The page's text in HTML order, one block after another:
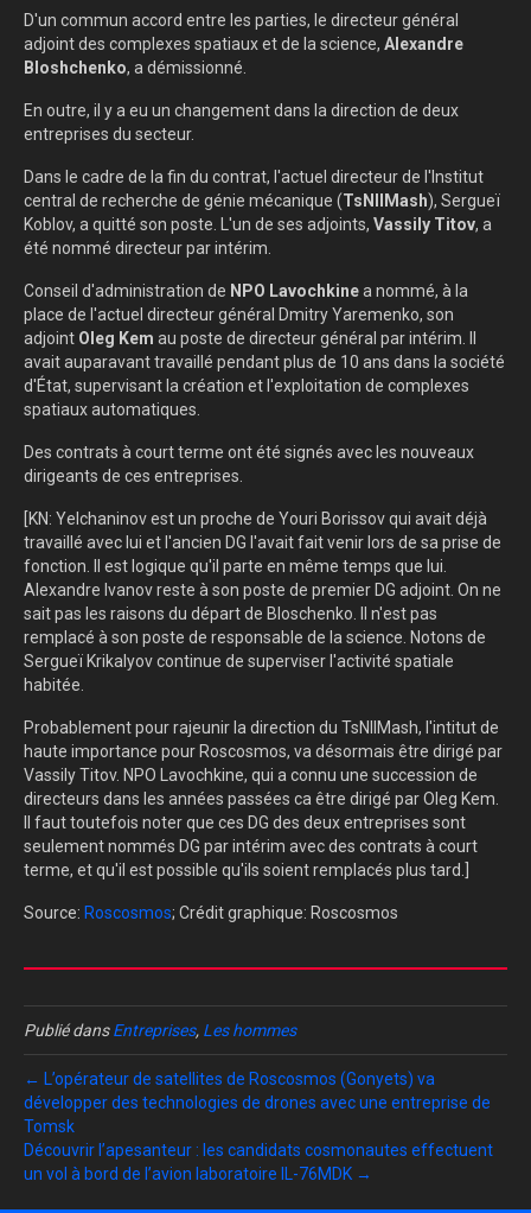
D'un commun accord entre les parties, le directeur général
adjoint des complexes spatiaux et de la science, Alexandre
Bloshchenko, a démissionné.
En outre, il y a eu un changement dans la direction de deux
entreprises du secteur.
Dans le cadre de la fin du contrat, l'actuel directeur de l'Institut
central de recherche de génie mécanique (TsNIIMash), Sergueï
Koblov, a quitté son poste. L'un de ses adjoints, Vassily Titov, a
été nommé directeur par intérim.
Conseil d'administration de NPO Lavochkinea nommé, à la
place de l'actuel directeur général Dmitry Yaremenko, son
adjoint Oleg Kem au poste de directeur général par intérim. Il
avait auparavant travaillé pendant plus de 10 ans dans la société
d'État, supervisant la création et l'exploitation de complexes
spatiaux automatiques.
Des contrats à court terme ont été signés avec les nouveaux
dirigeants de ces entreprises.
[KN: Yelchaninov est un proche de Youri Borissov qui avait déjà
travaillé avec lui et l'ancien DG l'avait fait venir lors de sa prise de
fonction. Il est logique qu'il parte en même temps que lui.
Alexandre Ivanov reste à son poste de premier DG adjoint. On ne
sait pas les raisons du départ de Bloschenko. Il n'est pas
remplacé à son poste de responsable de la science. Notons de
Sergueï Krikalyov continue de superviser l'activité spatiale
habitée.
Probablement pour rajeunir la direction du TsNIIMash, l'intitut de
haute importance pour Roscosmos, va désormais être dirigé par
Vassily Titov. NPO Lavochkine, qui a connu une succession de
directeurs dans les années passées ca être dirigé par Oleg Kem.
Il faut toutefois noter que ces DG des deux entreprises sont
seulement nommés DG par intérim avec des contrats à court
terme, et qu'il est possible qu'ils soient remplacés plus tard.]
Source: Roscosmos; Crédit graphique: Roscosmos
Publié dansEntreprises, Les hommes
← L’opérateur de satellites de Roscosmos (Gonyets) va
développer des technologies de drones avec une entreprise de
Tomsk
Découvrir l’apesanteur : les candidats cosmonautes effectuent
un vol à bord de l’avion laboratoire IL-76MDK →